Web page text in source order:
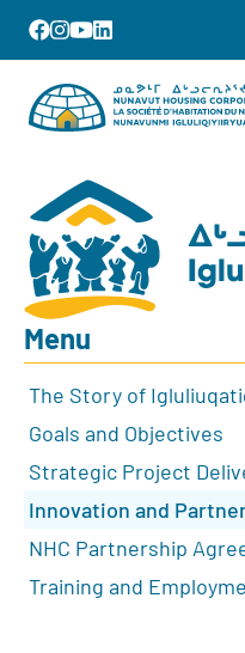
Menu
The Story of
Goals and Objectives
Strategic Project
Innovation and
NHC Partnership
Training and